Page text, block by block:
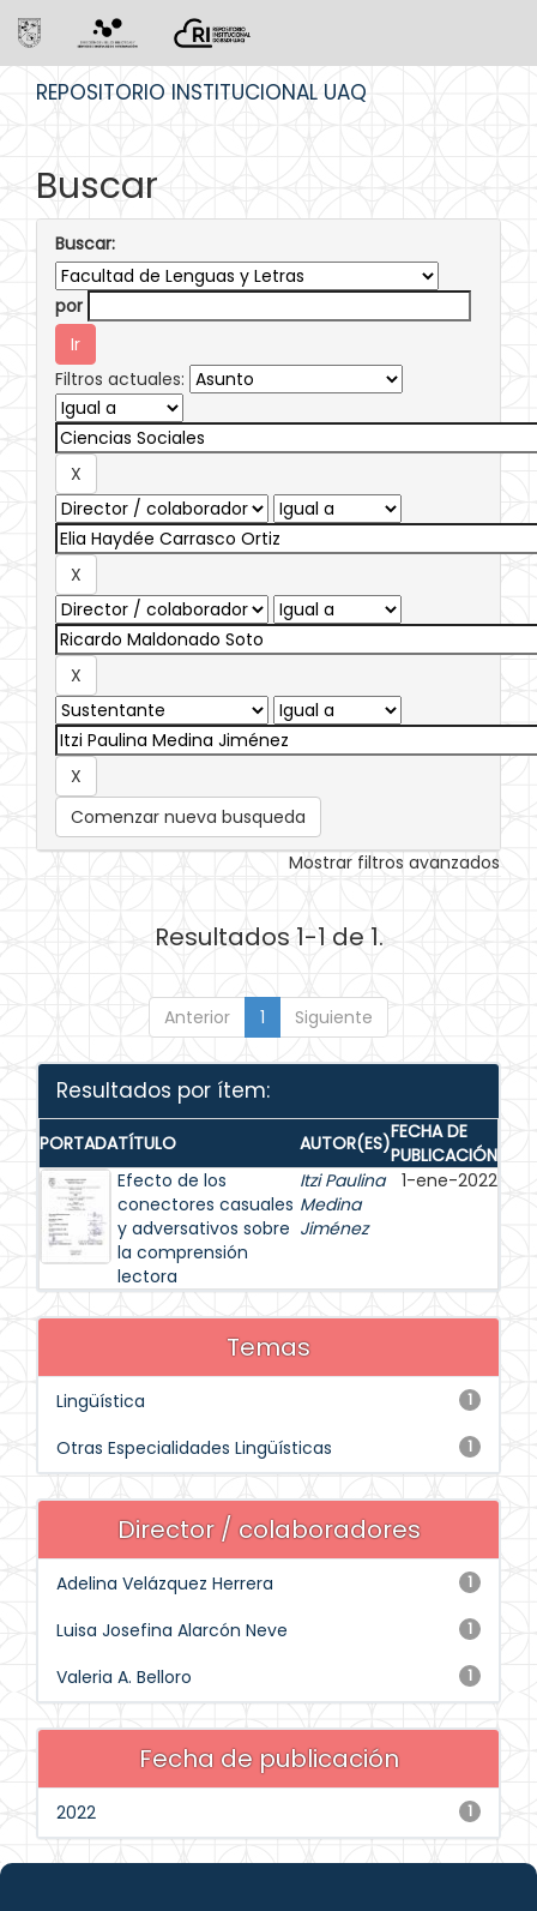
REPOSITORIO INSTITUCIONAL UAQ
Buscar
Buscar:
por
Filtros actuales:
Comenzar nueva busqueda
Mostrar filtros avanzados
Resultados 1-1 de 1.
Anterior 1 Siguiente
Resultados por ítem:
PORTADATÍTULO AUTOR(ES)FECHA DE
PUBLICACIÓN
Efecto de los
conectores casuales
y adversativos sobre
la comprensión
lectora
Itzi Paulina
Medina
Jiménez
1-ene-2022
Temas
1
Lingüística
1
Otras Especialidades Lingüísticas
Director / colaboradores
1
Adelina Velázquez Herrera
1
Luisa Josefina Alarcón Neve
1
Valeria A. Belloro
Fecha de publicación
1
2022